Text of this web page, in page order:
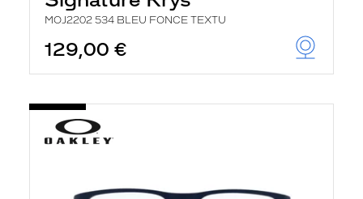
MOJ2202 534 BLEU FONCE TEXTU
129,00 €